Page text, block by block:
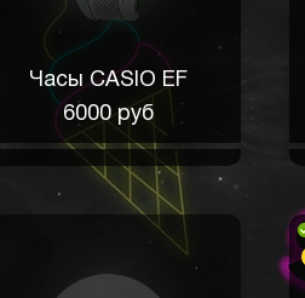
Часы CASIO EF
6000 руб